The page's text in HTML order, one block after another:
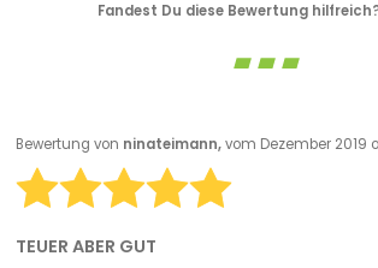
Fandest Du diese Bewertung
Bewertung von ninateimann,vom Dezember 2019
TEUER ABER GUT